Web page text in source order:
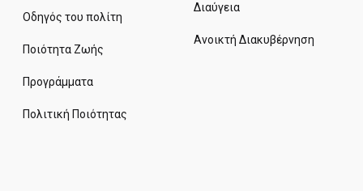
Οδηγός του πολίτη
Ποιότητα Ζωής
Προγράμματα
Πολιτική Ποιότητας
Διαύγεια
Ανοικτή Διακυβέρνηση